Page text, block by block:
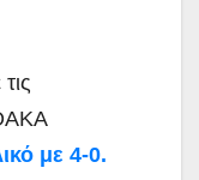
με 4-0.